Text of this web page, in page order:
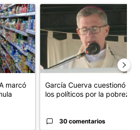
con el título "La inflación en CABA
marcó
Un artículo de tendencia con
García Cuerva cuestionó a
los políticos por la pobreza
30 comentarios